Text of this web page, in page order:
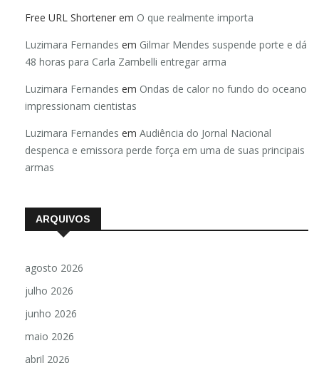
Free URL Shortener em O que realmente importa
Luzimara Fernandes em Gilmar Mendes suspende porte e dá
48 horas para Carla Zambelli entregar arma
Luzimara Fernandes em Ondas de calor no fundo do oceano
impressionam cientistas
Luzimara Fernandes em Audiência do Jornal Nacional
despenca e emissora perde força em uma de suas principais
armas
ARQUIVOS
agosto 2026
julho 2026
junho 2026
maio 2026
abril 2026